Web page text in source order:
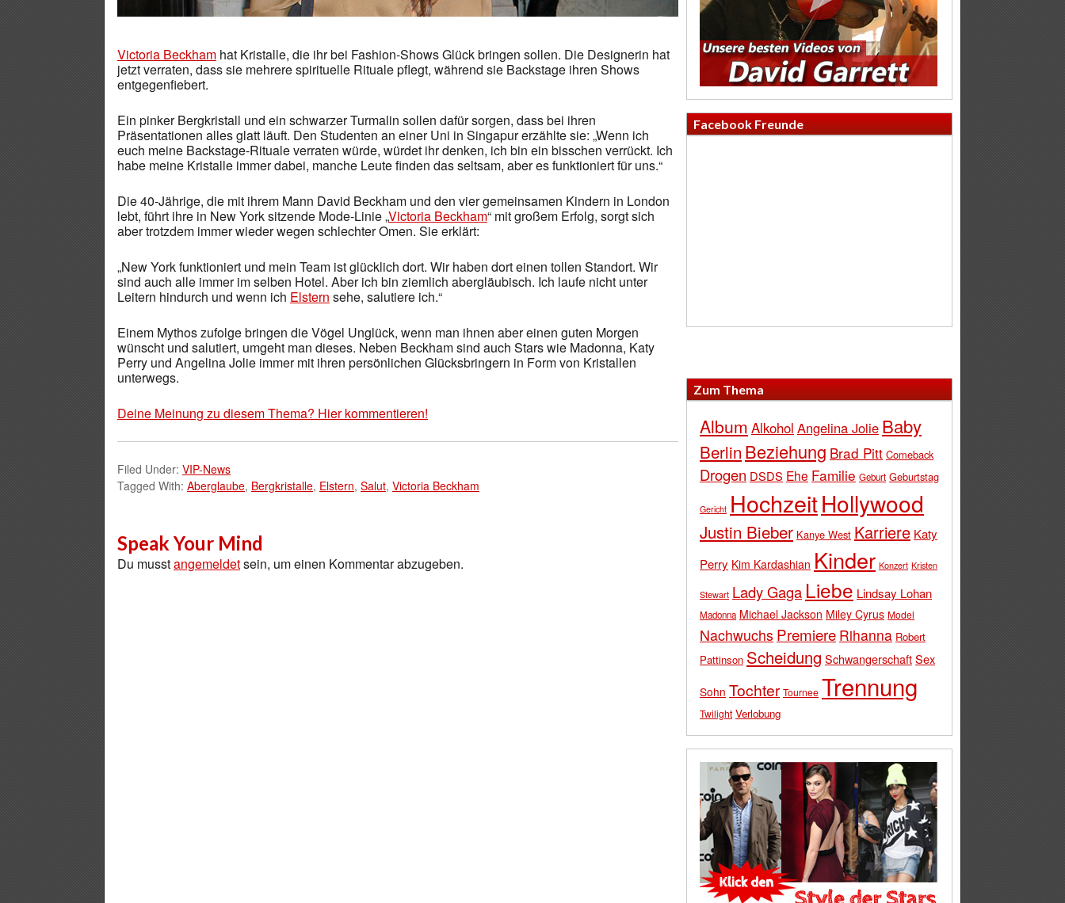
Victoria Beckham hat Kristalle, die ihr bei Fashion-Shows Glück bringen sollen. Die Designerin hat
jetzt verraten, dass sie mehrere spirituelle Rituale pflegt, während sie Backstage ihren Shows
entgegenfiebert.
Ein pinker Bergkristall und ein schwarzer Turmalin sollen dafür sorgen, dass bei ihren
Präsentationen alles glatt läuft. Den Studenten an einer Uni in Singapur erzählte sie: „Wenn ich
euch meine Backstage-Rituale verraten würde, würdet ihr denken, ich bin ein bisschen verrückt. Ich
habe meine Kristalle immer dabei, manche Leute finden das seltsam, aber es funktioniert für uns.“
Die 40-Jährige, die mit ihrem Mann David Beckham und den vier gemeinsamen Kindern in London
lebt, führt ihre in New York sitzende Mode-Linie „Victoria Beckham“ mit großem Erfolg, sorgt sich
aber trotzdem immer wieder wegen schlechter Omen. Sie erklärt:
„New York funktioniert und mein Team ist glücklich dort. Wir haben dort einen tollen Standort. Wir
sind auch alle immer im selben Hotel. Aber ich bin ziemlich abergläubisch. Ich laufe nicht unter
Leitern hindurch und wenn ich Elstern sehe, salutiere ich.“
Einem Mythos zufolge bringen die Vögel Unglück, wenn man ihnen aber einen guten Morgen
wünscht und salutiert, umgeht man dieses. Neben Beckham sind auch Stars wie Madonna, Katy
Perry und Angelina Jolie immer mit ihren persönlichen Glücksbringern in Form von Kristallen
unterwegs.
Deine Meinung zu diesem Thema? Hier kommentieren!
Filed Under: VIP-News
Tagged With: Aberglaube, Bergkristalle, Elstern, Salut, Victoria Beckham
Speak Your Mind
Du musstangemeldetsein, um einen Kommentar abzugeben.
Facebook Freunde
Zum Thema
Album Alkohol Angelina Jolie Baby
Berlin Beziehung Brad Pitt Comeback
Drogen DSDS Ehe Familie Geburt Geburtstag
Gericht HochzeitHollywood
Justin Bieber Kanye West Karriere Katy
Perry Kim Kardashian Kinder Konzert Kristen
Stewart Lady Gaga Liebe Lindsay Lohan
Madonna Michael Jackson Miley Cyrus Model
Nachwuchs Premiere Rihanna Robert
Pattinson Scheidung SchwangerschaftSex
Sohn Tochter Tournee Trennung
Twilight Verlobung